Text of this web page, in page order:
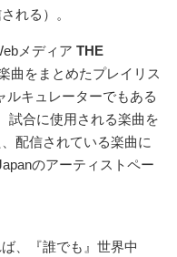
れる）。
メディア THE
曲をまとめたプレイリス
ルキュレーターでもある
試合に使用される楽曲を
配信されている楽曲に
のアーティストペー
、『誰でも』世界中